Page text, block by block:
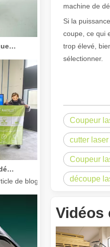
de blog, adaptée à un
machine de
Si la
coupe, ce qui
trop élevé,
sélectionner.
Coupeur
cutter
Coupeur
découpe
Vidéos